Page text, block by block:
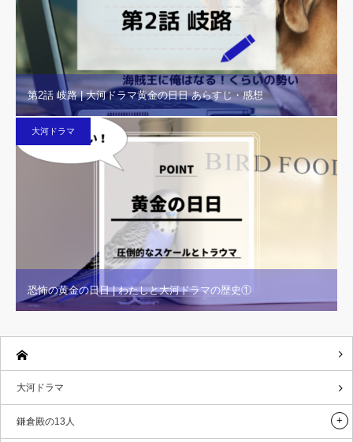
第2話 岐路 | 大河ドラマ黄金の日日 あらすじ・感想
大河ドラマ
恐怖の黄金の日日 | わたしと大河ドラマの歴史①
大河ドラマ
鎌倉殿の13人